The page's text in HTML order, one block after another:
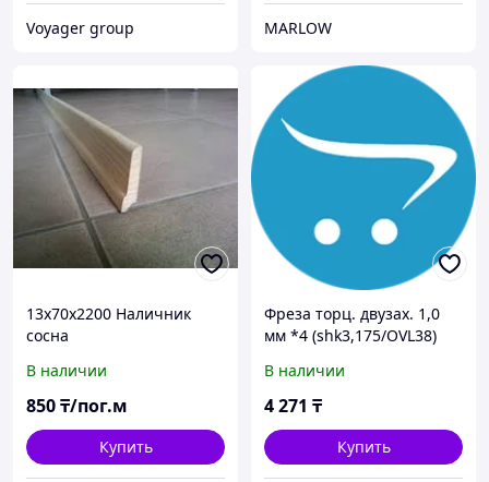
Voyager group MARLOW
13х70х2200 Наличник
сосна
В наличии
850₸/пог.м
Купить
Фреза торц. двузах. 1,0
мм *4 (shk3,175/OVL38)
F2LX3104
В наличии
4 271 ₸
Купить